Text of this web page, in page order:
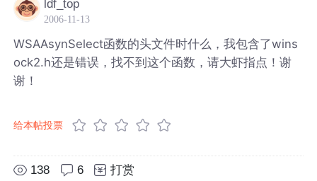
ldf_top
2006-11-13
WSAAsynSelect函数的头文件时什么，我包含了wins
ock2.h还是错误，找不到这个函数，请大虾指点！谢
谢！
给本帖投票
138 6 打赏